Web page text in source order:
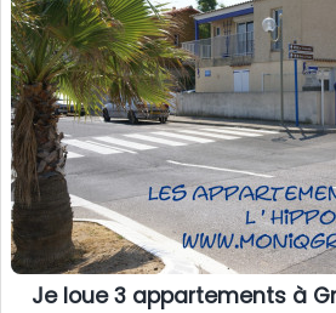
Je loue 3 appartements à